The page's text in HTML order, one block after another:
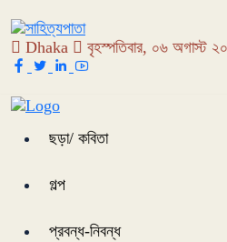
Dhaka বৃহস্পতিবার, ০৬ অগাস্ট
ছড়া/ কবিতা
গল্প
প্রবন্ধ-নিবন্ধ